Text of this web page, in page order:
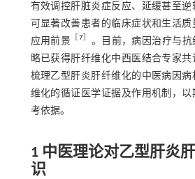
有效调控肝脏炎症反应、延缓甚至逆
可显著改善患者的临床症状和生活
应用前景 ［7］ 。目前，病因治疗与
略已获得肝纤维化中西医结合专家
梳理乙型肝炎肝纤维化的中医病因
维化的循证医学证据及作用机制，
考依据。
1 中医理论对乙型肝炎
识